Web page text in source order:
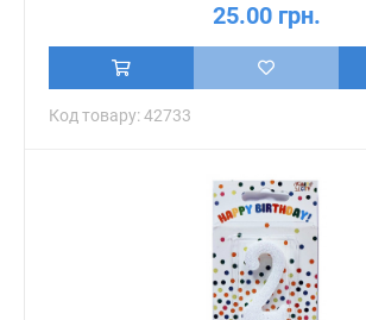
25.00 грн.
Код товару: 42733